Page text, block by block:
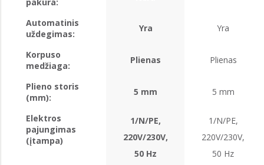
Automatinis
uždegimas:
Yra Yra
Korpuso
medžiaga:
Plienas Plienas
Plieno storis
(mm):
5 mm 5 mm
Elektros
pajungimas
(įtampa)
1/N/PE,
220V/230V,
50 Hz
1/N/PE,
220V/230V,
50 Hz